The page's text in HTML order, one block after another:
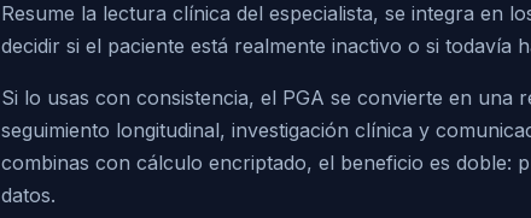
Resume la lectura clínica del especialista, se integra en
decidir si el paciente está realmente inactivo o si todavía
Si lo usas con consistencia, el PGA se convierte en una
seguimiento longitudinal, investigación clínica y
combinas con cálculo encriptado, el beneficio es doble:
datos.